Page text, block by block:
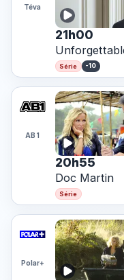
Téva
21h00
Série -10
AB 1
20h55
Doc Martin
Série
Polar+